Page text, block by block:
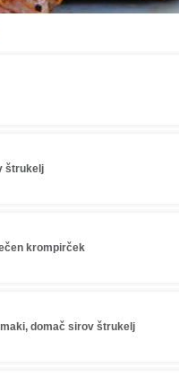
štrukelj
krompirček
domač sirov štrukelj